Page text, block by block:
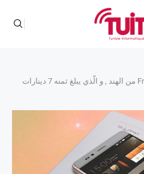
نقدّم لكم الهاتف الذّكيّ Freedom 251 من الهند , و الّذي يبلغ ثمنه 7 دينارات